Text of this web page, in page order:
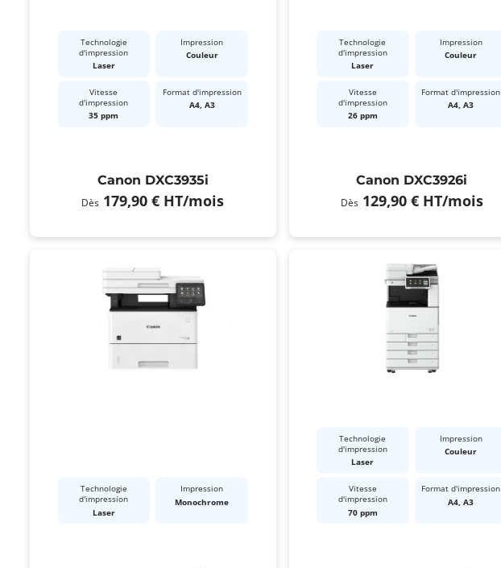
Technologie
d'impression
Laser
Impression
Couleur
Vitesse
d'impression
35 ppm
Format d'impression
A4, A3
Canon DXC3935i
Dès 179,90 € HT/mois
Technologie
d'impression
Laser
Impression
Couleur
Vitesse
d'impression
26 ppm
Format d'impression
A4, A3
Canon DXC3926i
Dès 129,90 € HT/mois
Technologie
d'impression
Laser
Impression
Monochrome
Technologie
d'impression
Laser
Impression
Couleur
Vitesse
d'impression
70 ppm
Format d'impression
A4, A3